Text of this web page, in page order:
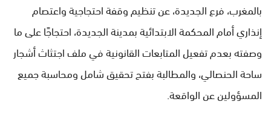
بالمغرب، فرع الجديدة، عن تنظيم وقفة احتجاجية واعتصام
إنذاري أمام المحكمة الابتدائية بمدينة الجديدة، احتجاجًا على ما
وصفته بعدم تفعيل المتابعات القانونية في ملف اجتثاث أشجار
ساحة الحنصالي، والمطالبة بفتح تحقيق شامل ومحاسبة جميع
المسؤولين عن الواقعة.